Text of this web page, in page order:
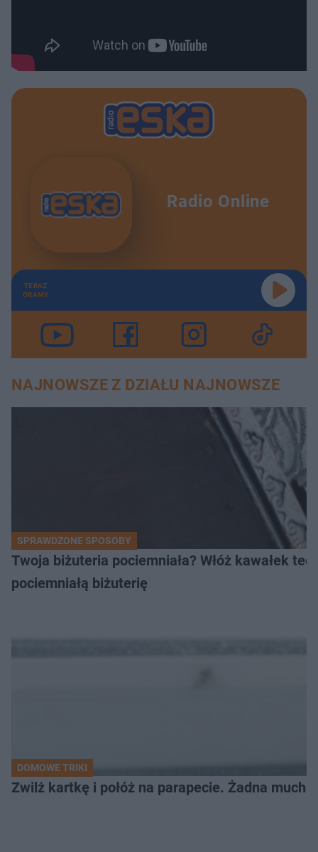
Radio Online
TERAZ
GRAMY
NAJNOWSZE Z DZIAŁU NAJNOWSZE
SPRAWDZONE SPOSOBY
Twoja biżuteria pociemniała? Włóż kawałek
pociemniałą biżuterię
DOMOWE TRIKI
Zwilż kartkę i połóż na parapecie. Żadna